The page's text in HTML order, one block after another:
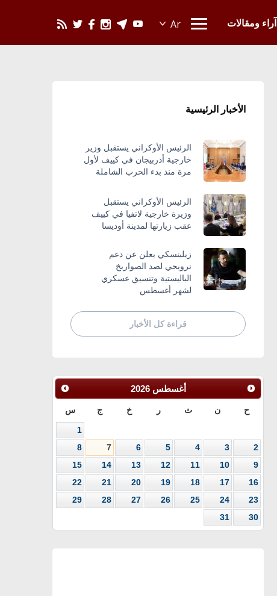
آراء ومقالات
الأخبار الرئيسية
الرئيس الأوكراني يستقبل وزير
خارجية أذربيجان في كييف لأول
مرة منذ بدء الحرب الشاملة
الرئيس الأوكراني يستقبل
وزيرة خارجية لاتفيا في كييف
عقب زيارتها لمدينة أوديسا
زيلينسكي يعلن عن دعم
نرويجي لصد الصواريخ
الباليستية وتنسيق عسكري
لشهر أغسطس
قراءة كل الأخبار
أغسطس 2026
ح ن ث ر خ ج س
1
2
3
4
5
6
7
8
9
10
11
12
13
14
15
16
17
18
19
20
21
22
23
24
25
26
27
28
29
30
31